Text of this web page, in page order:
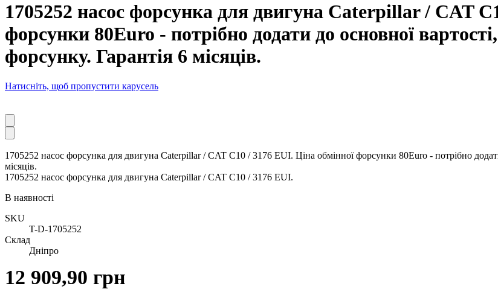
1705252 насос форсунка для двигуна Caterpillar / CAT
форсунки 80Euro - потрібно додати до основної
форсунку. Гарантія 6 місяців.
Натисніть, щоб пропустити карусель
1705252 насос форсунка для двигуна Caterpillar / CAT C10 / 3176 EUI. Ціна обмінної форсунки 80Euro - потрібно
місяців.
1705252 насос форсунка для двигуна Caterpillar / CAT C10 / 3176 EUI.
В наявності
SKU
T-D-1705252
Склад
Дніпро
12 909,90 грн